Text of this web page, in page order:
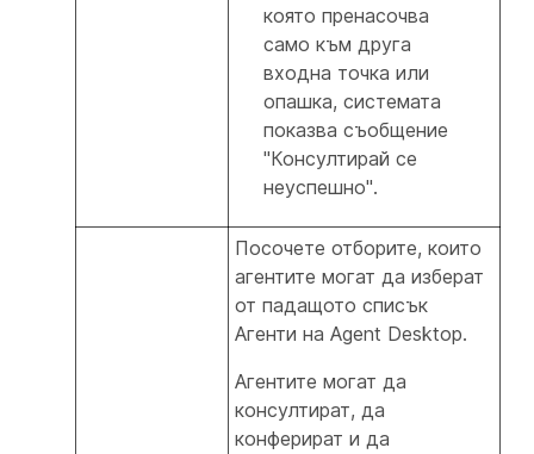
която пренасочва
само към друга
входна точка или
опашка, системата
показва съобщение
"Консултирай се
неуспешно".
Посочете отборите, които
агентите могат да изберат
от падащото списък
Агенти на Agent Desktop.
Агентите могат да
консултират, да
конферират и да